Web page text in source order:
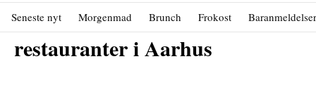
Seneste nyt Morgenmad Brunch Frokost Baranmeldelser
Spørg os om barer, caféer og
restauranter i Aarhus